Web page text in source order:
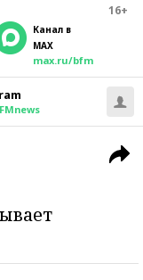
16+
Канал в
MAX
max.ru/bfm